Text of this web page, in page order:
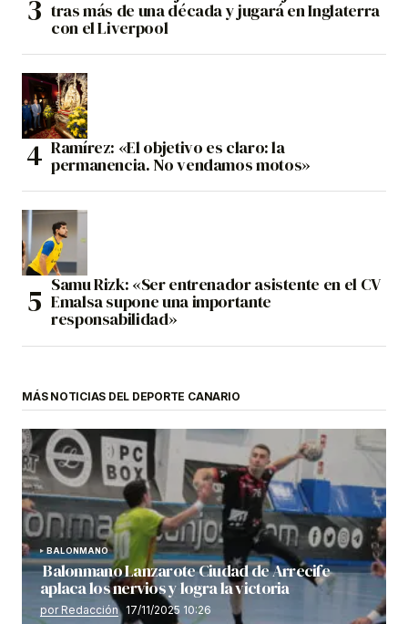
tras más de una década y jugará en Inglaterra
con el Liverpool
Ramírez: «El objetivo es claro: la
permanencia. No vendamos motos»
Samu Rizk: «Ser entrenador asistente en el CV
Emalsa supone una importante
responsabilidad»
MÁS NOTICIAS DEL DEPORTE CANARIO
BALONMANO
Balonmano Lanzarote Ciudad de Arrecife
aplaca los nervios y logra la victoria
por Redacción 17/11/2025 10:26